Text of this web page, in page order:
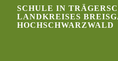
SCHULE IN
LANDKREISES
HOCHSCHWARZWALD